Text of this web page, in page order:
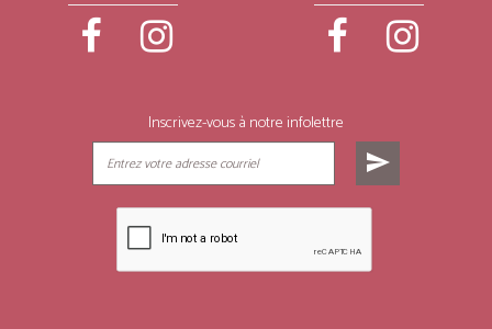
Inscrivez-vous à notre infolettre
send